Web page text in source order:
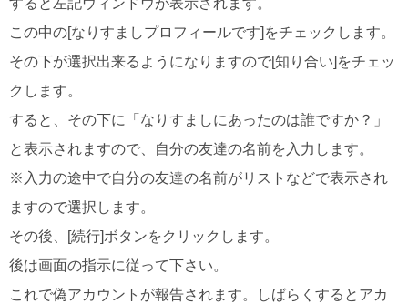
すると左記ウィンドウが表示されます。
この中の[なりすましプロフィールです]をチェックします。
その下が選択出来るようになりますので[知り合い]をチェッ
クします。
すると、その下に「なりすましにあったのは誰ですか？」
と表示されますので、自分の友達の名前を入力します。
※入力の途中で自分の友達の名前がリストなどで表示され
ますので選択します。
その後、[続行]ボタンをクリックします。
後は画面の指示に従って下さい。
これで偽アカウントが報告されます。しばらくするとアカ